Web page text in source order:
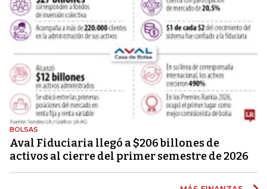
BOLSAS
Aval Fiduciaria llegó a $206 billones de
activos al cierre del primer semestre de 2026